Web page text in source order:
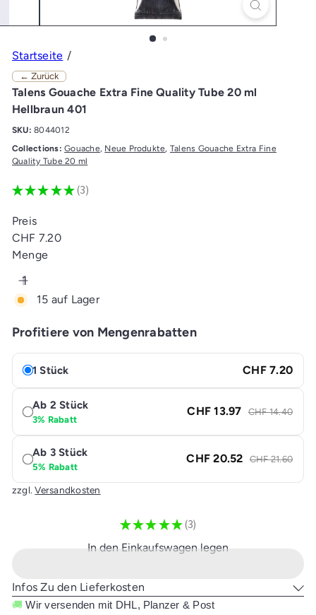
Startseite
← Zurück
Talens Gouache Extra Fine Quality Tube 20 ml
Hellbraun 401
SKU: 8044012
Collections: Gouache, Neue Produkte, Talens Gouache Extra Fine
Quality Tube 20 ml
★ ★ ★ ★ ★ 3
3
Preis
Normaler
Preis
CHF 7.20
Menge
15 auf Lager
Profitiere von Mengenrabatten
1 Stück CHF 7.20
Ab 2 Stück
3% Rabatt
CHF 13.97 CHF 14.40
Ab 3 Stück
5% Rabatt
CHF 20.52 CHF 21.60
zzgl.Versandkosten
★ ★ ★ ★ ★ 3
3
In den Einkaufswagen legen
Infos Zu den Lieferkosten
🚚 Wir versenden mit DHL, Planzer & Post